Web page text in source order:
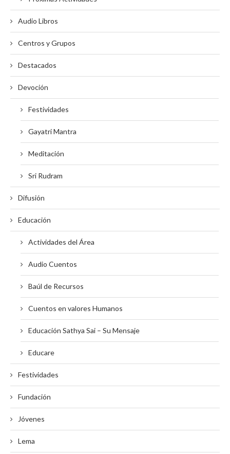
Audio Libros
Centros y Grupos
Destacados
Devoción
Festividades
Gayatri Mantra
Meditación
Sri Rudram
Difusión
Educación
Actividades del Área
Audio Cuentos
Baúl de Recursos
Cuentos en valores Humanos
Educación Sathya Sai – Su Mensaje
Educare
Festividades
Fundación
Jóvenes
Lema